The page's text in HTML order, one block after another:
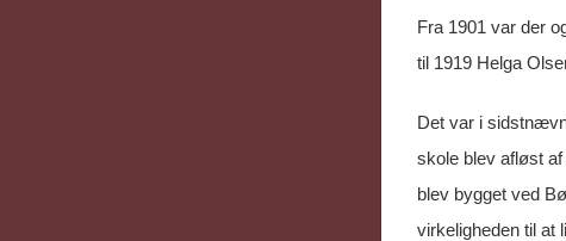
Fra 1901 var der
til 1919 Helga
Det var i
skole blev afløst
blev bygget ved
virkeligheden til at